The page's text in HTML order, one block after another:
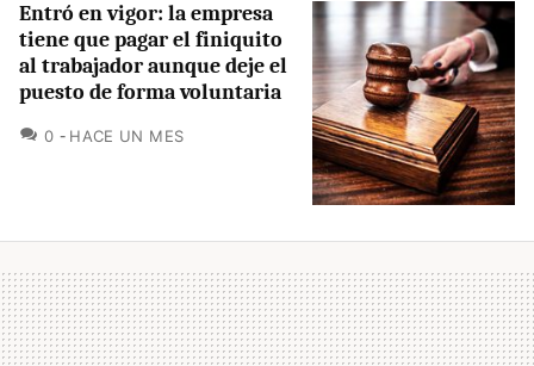
Entró en vigor: la empresa
tiene que pagar el finiquito
al trabajador aunque deje el
puesto de forma voluntaria
0 COMENTARIOS
HACE UN MES